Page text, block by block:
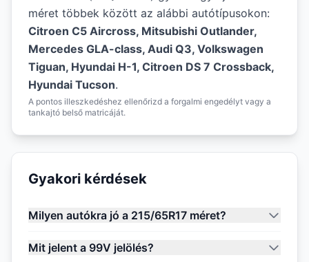
méret többek között az alábbi autótípusokon:
Citroen C5 Aircross, Mitsubishi Outlander,
Mercedes GLA-class, Audi Q3, Volkswagen
Tiguan, Hyundai H-1, Citroen DS 7 Crossback,
Hyundai Tucson.
A pontos illeszkedéshez ellenőrizd a forgalmi engedélyt vagy a
tankajtó belső matricáját.
Gyakori kérdések
Milyen autókra jó a 215/65R17 méret?
Mit jelent a 99V jelölés?